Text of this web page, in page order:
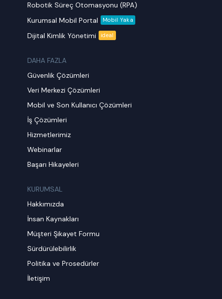
Robotik Süreç Otomasyonu (RPA)
Kurumsal Mobil Portal
Mobil Yaka
Dijital Kimlik Yönetimi ideal
DAHA FAZLA
Güvenlik Çözümleri
Veri Merkezi Çözümleri
Mobil ve Son Kullanıcı Çözümleri
İş Çözümleri
Hizmetlerimiz
Webinarlar
Başarı Hikayeleri
KURUMSAL
Hakkımızda
İnsan Kaynakları
Müşteri Şikayet Formu
Sürdürülebilirlik
Politika ve Prosedürler
İletişim